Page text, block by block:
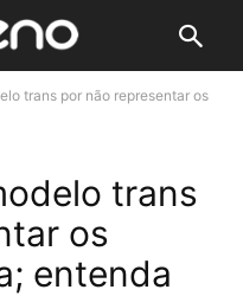
trans por não representar os
trans
os
entenda